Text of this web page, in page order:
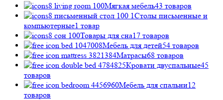
Мягкая мебель43 товаров
Столы пиcьменные и
компьютерные1 товар
Товары для сна17 товаров
Мебель для детей54 товаров
Матрасы68 товаров
Кровати двуспальные45
товаров
Мебель для спальни12
товаров